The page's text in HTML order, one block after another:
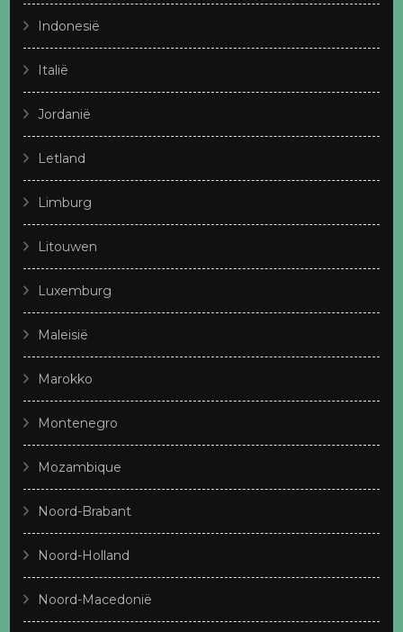
Indonesië
Italië
Jordanië
Letland
Limburg
Litouwen
Luxemburg
Maleisië
Marokko
Montenegro
Mozambique
Noord-Brabant
Noord-Holland
Noord-Macedonië